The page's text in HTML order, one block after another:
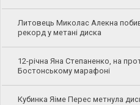
Литовець Миколас Алекна
рекорд у метані диска
12-річна Яна Степаненко, на
Бостонському марафоні
Кубинка Яіме Перес метнула